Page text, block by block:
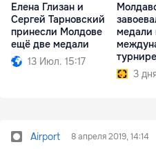
Елена Глизан и
Сергей Тарновский
принесли Молдове
ещё две медали
13 Июл. 15:17
медали
3
Airport 8 апреля 2019, 14:14